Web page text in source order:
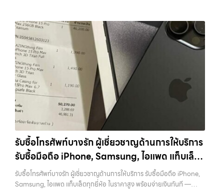
วัชรพล, รามอินทรา, รวมถึง บางนา, บางพลี,…
ต้องการเปลี่ยนรุ่น หรือต้องการเงินด่วน เราจึงมอบบริการประเมินสภาพ
เครื่อง ฟรี ปราบปรามความยุ่งยากทั้งหลาย โดยเน้น โปร่งใส มั่นใจได้ และ
จ่ายเงินทันทีเมื่อตกลงซื้อขายสำเร็จ บริการของเราครอบคลุมทั้ง iPhone
สายใหม่-เก่า, Samsung ทุกรุ่น, iPad และแท็บเล็ตทุกแบรนด์ เรารับถึงแม้
จะอยู่ในสภาพใช้งานแล้ว ตกแต่งแล้ว หรือมีรอยบ้าง เพราะมูลค่าของเครื่อง
ไม่ได้ขึ้นอยู่แค่ยี่ห้อ แต่ขึ้นอยู่กับสภาพจริง ความครบชุด และความสะดวกใน
การขายของคุณ เราจึงตั้งใจให้บริการในเขต ลาดพร้าว, รัชดา, บางรัก,
แจ้งวัฒนะ, บางแค, วัชรพล, รามอินทรา, บางนา, บางพลี, เกษตรนวมินทร์,
เสนานิคม, วังหิน อย่างเต็มที่ ไม่ว่าคุณจะค้นหาคำว่า “รับซื้อมือถือใกล้ฉัน”,
“รับซื้อโทรศัพท์มือสองกรุงเทพ”, “ขาย iPad ได้ราคา”, “รับซื้อแท็บเล็ต
กรุงเทพถึงที่”, หรือ “รับซื้อ Samsung มือสอง ราคาสูง” — ที่นี่คือคำตอบ
เพราะบริการของเรามุ่งตรงให้คุณได้รับราคาและความสะดวกสบายที่เหนือ
กว่า เลือกเราแล้วคุณจะได้บริการที่คุณไว้วางใจ พร้อมทีมงานที่พร้อม
อำนวยความสะดวก นัดรับถึงที่ ตรวจสภาพอย่างมืออาชีพ และจ่ายเงินทันที
ทั้งหมดนี้เพื่อให้การขายอุปกรณ์ของคุณเป็นเรื่องง่ายขึ้น ดีกว่า รวดเร็วกว่า
และคุ้มค่ากว่า ทำไมต้องเลือกเรา ผู้เชี่ยวชาญด้านการให้บริการ รับซื้อมือถือ
iPhone, Samsung, ไอแพด แท็บเล็ตทุกยี่ห้อ ในราคาสูง พร้อมจ่ายเงิน
วัชรพล รามอินทรา รับซื้อไอโฟนเกษตนวมินทร์ — รับซื้อมือถือ หรือ รับซื้อ
แท็บเล็ต ที่ให้ราคาเป็นธรรมและบริการรวดเร็ว บริการครอบคลุมทั่วกรุงเทพ
และพื้นที่ใกล้เคียง รับซื้อไอโฟนเกษตนวมินทร์ รับซื้อมือถือ หรือ รับซื้อ
แท็บเล็ต ที่ให้ราคาเป็นธรรมและบริการรวดเร็ว บริการครอบคลุมทั่วกรุงเทพ
และพื้นที่ใกล้เคียง รับซื้อ… รับซื้อไอโฟนเกษตนวมินทร์ รับซื้อ iPhone ทุก
รุ่น ให้ราคาสูง พร้อมจ่ายเงินทันที ประสบการณ์เหนือระดับกับการ รับซื้อไอ
โฟน, รับซื้อไอแพด, รับซื้อมือถือ ยินดีต้อนรับสู่ “รับซื้อขายมือถือ.com”
เว็บไซต์ที่คุณไว้วางใจได้ สำหรับบริการ รับซื้อ มือถือ iPhone, Samsung,
iPad, แท็บเล็ต ทุกยี่ห้อ ให้ราคาสูง พร้อมจ่ายเงินทันที ครอบคลุมพื้นที่
ลาดพร้าว, รัชดา, บางรัก, แจ้งวัฒนะ, บางแค, วัชรพล, รามอินทรา และเขต
กรุงเทพฯ ใกล้ “ใกล้ ฉัน” ที่สุด ในยุคที่สมาร์ทโฟน แท็บเล็ต และอุปกรณ์ไอที
ใหม่ๆ เปลี่ยนรุ่นกันแทบทุกช่วงเวลา อุปกรณ์ที่คุณใช้แล้วอาจกลายเป็นของ
ที่ไม่ได้ใช้งานอยู่เฉยๆ เว็บไซต์ของเราจึงเกิดขึ้นเพื่อเป็นทางเลือกให้คุณ
สามารถเปลี่ยนอุปกรณ์ที่ไม่ใช้แล้วให้กลายเป็นเงินสดได้ทันที ด้วยบริการ รับ
ซื้อไอโฟน, รับซื้อไอแพด, รับซื้อมือถือ, รับซื้อโทรศัพท์, รับซื้อโน๊ตบุ๊ค, รับซื้อ
แท็บเล็ต, รับซื้อสินค้าไอทีกรุงเทพมหานคร อย่างครบวงจร ไม่ว่าคุณจะอยู่
โซนเมืองหรือเขตชานเมือง เรามีทีมงานพร้อมให้บริการถึงที่ในพื้นที่ “ใกล้
รับซื้อโทรศัพท์บางรัก ผู้เชี่ยวชาญด้านการให้บริการ
รับซื้อมือถือ iPhone, Samsung, ไอแพด แท็บเล็ต
ทุกยี่ห้อ ในราคาสูง พร้อมจ่ายเงินทันที
รับซื้อโทรศัพท์บางรัก ผู้เชี่ยวชาญด้านการให้บริการ รับซื้อมือถือ iPhone,
Samsung, ไอแพด แท็บเล็ตทุกยี่ห้อ ในราคาสูง พร้อมจ่ายเงินทันที —